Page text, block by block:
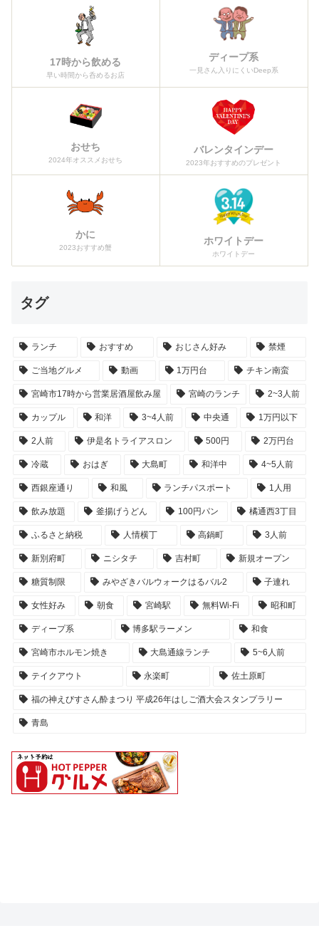
17時から飲める
早い時間から呑めるお店
ディープ系
一見さん入りにくいDeep系
おせち
2024年オススメおせち
バレンタインデー
2023年おすすめのプレゼント
かに
2023おすすめ蟹
ホワイトデー
ホワイトデー
タグ
ランチ おすすめ おじさん好み 禁煙
ご当地グルメ 動画 1万円台 チキン南蛮
宮崎市17時から営業居酒屋飲み屋 宮崎のランチ 2~3人前
カップル 和洋 3~4人前 中央通 1万円以下
2人前 伊是名トライアスロン 500円 2万円台
冷蔵 おはぎ 大島町 和洋中 4~5人前
西銀座通り 和風 ランチパスポート 1人用
飲み放題 釜揚げうどん 100円パン 橘通西3丁目
ふるさと納税 人情横丁 高鍋町 3人前
新別府町 ニシタチ 吉村町 新規オープン
糖質制限 みやざきバルウォークはるバル2 子連れ
女性好み 朝食 宮崎駅 無料Wi-Fi 昭和町
ディープ系 博多駅ラーメン 和食
宮崎市ホルモン焼き 大島通線ランチ 5~6人前
テイクアウト 永楽町 佐土原町
福の神えびすさん酔まつり 平成26年はしご酒大会スタンプラリー
青島